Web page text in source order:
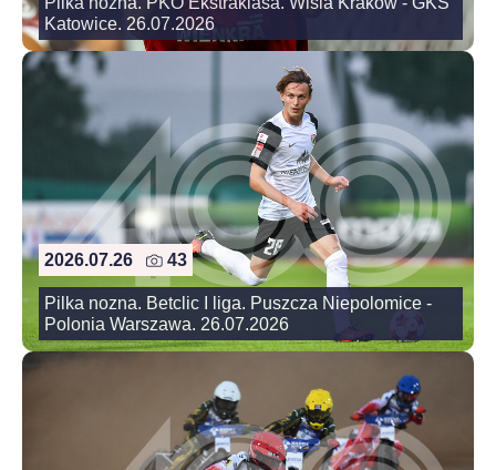
Katowice. 26.07.2026
2026.07.26 43
Pilka nozna. Betclic I liga. Puszcza Niepolomice -
Polonia Warszawa. 26.07.2026